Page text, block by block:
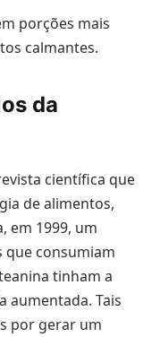
porções mais
calmantes.
da
científica que
de alimentos,
em 1999, um
que consumiam
tinham a
aumentada. Tais
por gerar um